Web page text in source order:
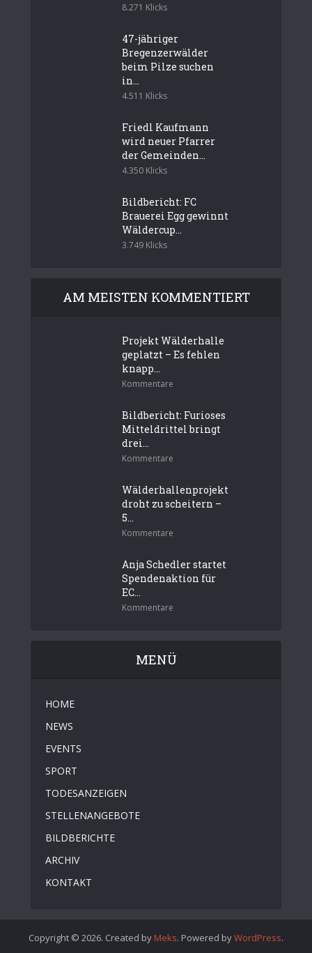
8.271 Klicks
47-jähriger
Bregenzerwälder
beim Pilze suchen
in...
4.511 Klicks
Friedl Kaufmann
wird neuer Pfarrer
der Gemeinden...
4.350 Klicks
Bildbericht: FC
Brauerei Egg gewinnt
Wäldercup...
3.749 Klicks
AM MEISTEN KOMMENTIERT
Projekt Wälderhalle
geplatzt – Es fehlen
knapp...
Kommentare
Bildbericht: Furioses
Mitteldrittel bringt
drei...
Kommentare
Wälderhallenprojekt
droht zu scheitern –
5...
Kommentare
Anja Schedler startet
Spendenaktion für
EC...
Kommentare
MENÜ
HOME
NEWS
EVENTS
SPORT
TODESANZEIGEN
STELLENANGEBOTE
BILDBERICHTE
ARCHIV
KONTAKT
Copyright © 2026. Created by Meks. Powered byWordPress.